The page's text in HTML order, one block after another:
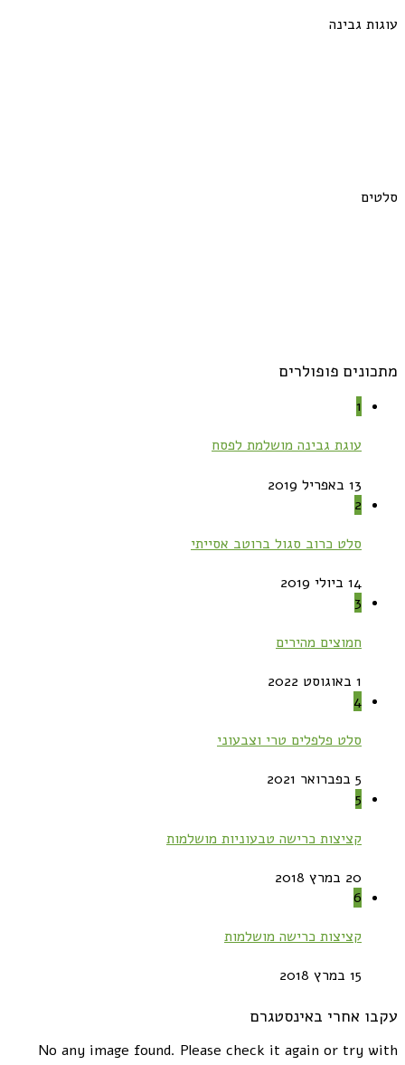
עוגות גבינה
סלטים
מתכונים פופולרים
1
עוגת גבינה מושלמת לפסח
13 באפריל 2019
2
סלט כרוב סגול ברוטב אסייתי
14 ביולי 2019
3
חמוצים מהירים
1 באוגוסט 2022
4
סלט פלפלים טרי וצבעוני
5 בפברואר 2021
5
קציצות כרישה טבעוניות מושלמות
20 במרץ 2018
6
קציצות כרישה מושלמות
15 במרץ 2018
עקבו אחרי באינסטגרם
No any image found. Please check it again or try with